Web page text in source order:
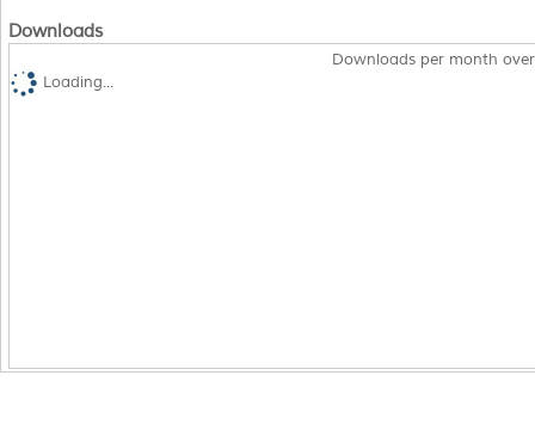
Downloads
Downloads per month
Loading...